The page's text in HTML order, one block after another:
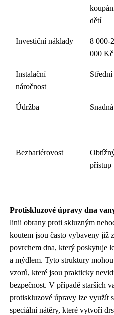
dětí
Investiční náklady
8 000-
000 Kč
Instalační
náročnost
Střední
Údržba Snadná
Bezbariérovost
přístup
Protiskluzové úpravy dna
linii obrany proti skluzným
koutem jsou často vybaveny již
povrchem dna, který poskytuje
a mýdlem. Tyto struktury
vzorů, které jsou prakticky
bezpečnost. V případě starších
protiskluzové úpravy lze využít
speciální nátěry, které vytvoří